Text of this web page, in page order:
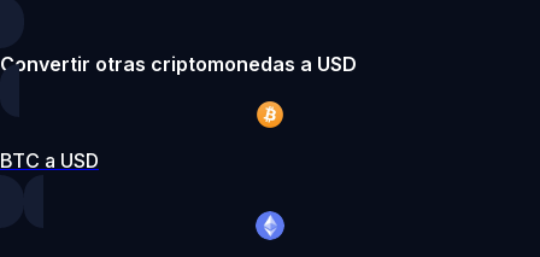
Convertir otras criptomonedas a USD
BTC a USD